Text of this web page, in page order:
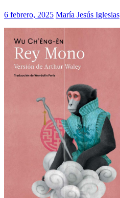
6 febrero, 2025 María Jesús Iglesias